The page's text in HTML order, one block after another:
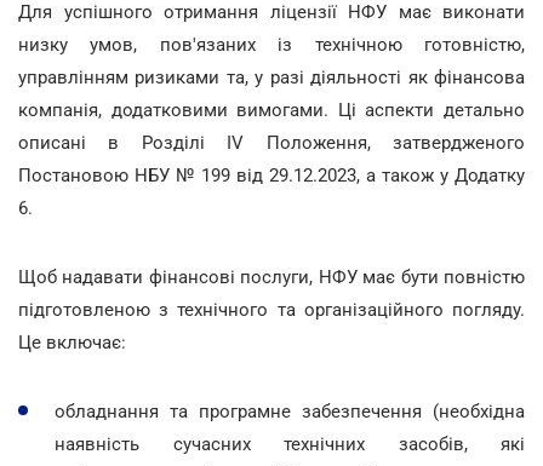
Для успішного отримання ліцензії НФУ має виконати
низку умов, пов'язаних із технічною готовністю,
управлінням ризиками та, у разі діяльності як фінансова
компанія, додатковими вимогами. Ці аспекти детально
описані в Розділі IV Положення, затвердженого
Постановою НБУ № 199 від 29.12.2023, а також у Додатку
6.
Щоб надавати фінансові послуги, НФУ має бути повністю
підготовленою з технічного та організаційного погляду.
Це включає:
обладнання та програмне забезпечення (необхідна
наявність сучасних технічних засобів, які